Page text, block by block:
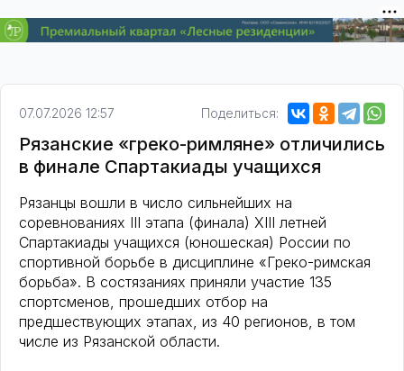
07.07.2026 12:57 Поделиться:
Рязанские «греко-римляне» отличились
в финале Спартакиады учащихся
Рязанцы вошли в число сильнейших на
соревнованиях III этапа (финала) XIII летней
Спартакиады учащихся (юношеская) России по
спортивной борьбе в дисциплине «Греко-римская
борьба». В состязаниях приняли участие 135
спортсменов, прошедших отбор на
предшествующих этапах, из 40 регионов, в том
числе из Рязанской области.